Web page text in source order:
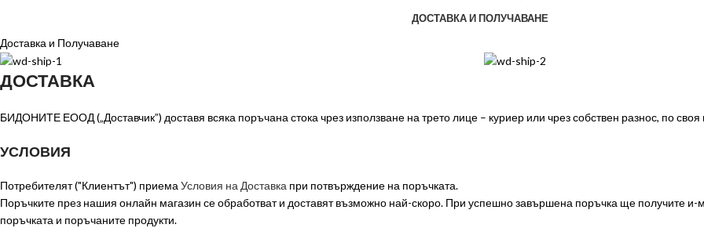
ДОСТАВКА И ПОЛУЧАВАНЕ
Доставка и Получаване
ДОСТАВКА
БИДОНИТЕ ЕООД („Доставчик”) доставя всяка поръчана стока чрез използване на трето лице – куриер или чрез собствен разнос, по своя
УСЛОВИЯ
Потребителят ("Клиентът") приемаУсловия на Доставка при потвърждение на поръчката.
Поръчките през нашия онлайн магазин се обработват и доставят възможно най-скоро. При успешно завършена поръчка ще получите
поръчката и поръчаните продукти.